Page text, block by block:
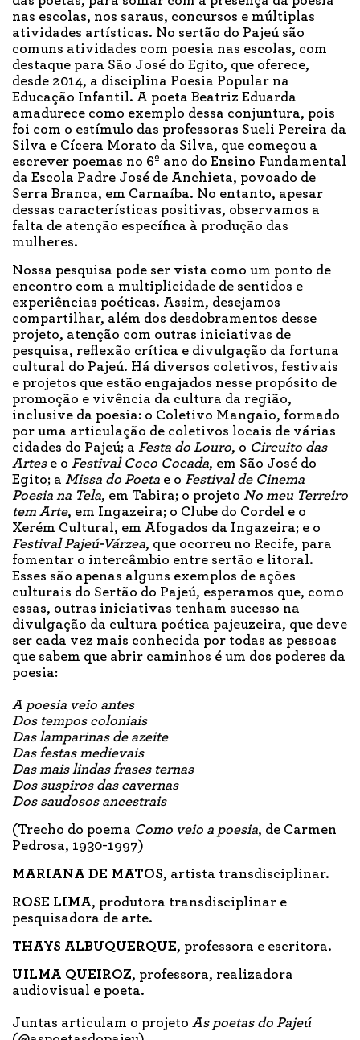
nas escolas, nos saraus, concursos e múltiplas
atividades artísticas. No sertão do Pajeú são
comuns atividades com poesia nas escolas, com
destaque para São José do Egito, que oferece,
desde 2014, a disciplina Poesia Popular na
Educação Infantil. A poeta Beatriz Eduarda
amadurece como exemplo dessa conjuntura, pois
foi com o estímulo das professoras Sueli Pereira da
Silva e Cícera Morato da Silva, que começou a
escrever poemas no 6º ano do Ensino Fundamental
da Escola Padre José de Anchieta, povoado de
Serra Branca, em Carnaíba. No entanto, apesar
dessas características positivas, observamos a
falta de atenção específica à produção das
mulheres.
Nossa pesquisa pode ser vista como um ponto de
encontro com a multiplicidade de sentidos e
experiências poéticas. Assim, desejamos
compartilhar, além dos desdobramentos desse
projeto, atenção com outras iniciativas de
pesquisa, reflexão crítica e divulgação da fortuna
cultural do Pajeú. Há diversos coletivos, festivais
e projetos que estão engajados nesse propósito de
promoção e vivência da cultura da região,
inclusive da poesia: o Coletivo Mangaio, formado
por uma articulação de coletivos locais de várias
cidades do Pajeú; a Festa do Louro, o Circuito das
Artese o Festival Coco Cocada, em São José do
Egito; a Missa do Poeta e o Festival de Cinema
Poesia na Tela, em Tabira; o projeto No meu Terreiro
tem Arte, em Ingazeira; o Clube do Cordel e o
Xerém Cultural, em Afogados da Ingazeira; e o
Festival Pajeú-Várzea, que ocorreu no Recife, para
fomentar o intercâmbio entre sertão e litoral.
Esses são apenas alguns exemplos de ações
culturais do Sertão do Pajeú, esperamos que, como
essas, outras iniciativas tenham sucesso na
divulgação da cultura poética pajeuzeira, que deve
ser cada vez mais conhecida por todas as pessoas
que sabem que abrir caminhos é um dos poderes da
poesia:
A poesia veio antes
Dos tempos coloniais
Das lamparinas de azeite
Das festas medievais
Das mais lindas frases ternas
Dos suspiros das cavernas
Dos saudosos ancestrais
(Trecho do poema Como veio a poesia, de Carmen
Pedrosa, 1930-1997)
MARIANA DE MATOS, artista transdisciplinar.
ROSE LIMA, produtora transdisciplinar e
pesquisadora de arte.
THAYS ALBUQUERQUE, professora e escritora.
UILMA QUEIROZ, professora, realizadora
audiovisual e poeta.
Juntas articulam o projeto As poetas do Pajeú